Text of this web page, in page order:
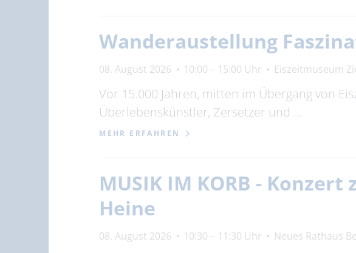
Wanderaustellung
08. August 2026 10:00 – 15:00 Uhr Eiszeitmuseum
Vor 15.000 Jahren, mitten im Übergang von
Überlebenskünstler, Zersetzer und …
MEHR ERFAHREN
MUSIK IM KORB -
Heine
08. August 2026 10:30 – 11:30 Uhr Neues Rathaus